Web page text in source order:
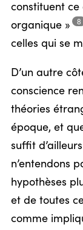
constituent ce
organique »
8
celles qui se
D’un autre
conscience
théories
époque, et
suffit
n’entendons
hypothèses
et de toutes
comme